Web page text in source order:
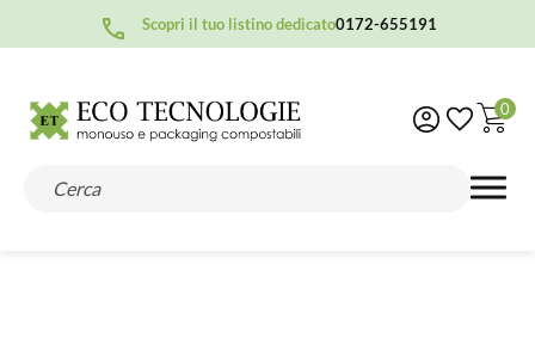
Scopri il tuo listino dedicato0172-655191
0